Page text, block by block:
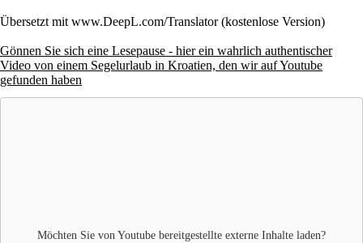
Übersetzt mit www.DeepL.com/Translator (kostenlose Version)
Gönnen Sie sich eine Lesepause - hier ein wahrlich authentischer
Video von einem Segelurlaub in Kroatien, den wir auf Youtube
gefunden haben
Möchten Sie von Youtube bereitgestellte externe Inhalte laden?